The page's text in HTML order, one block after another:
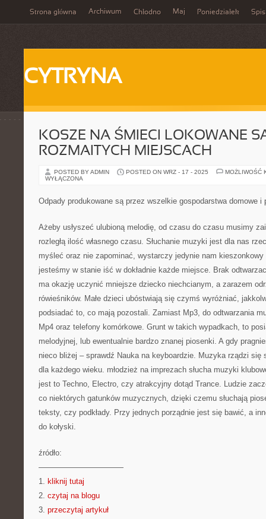
Strona główna Archiwum Chłodno Maj Poniedziałek Spis
CYTRYNA
KOSZE NA ŚMIECI LOKOWANE
ROZMAITYCH MIEJSCACH
POSTED BY ADMIN POSTED ON WRZ - 17 - 2025
MOŻLIWOŚĆ
WYŁĄCZONA
Odpady produkowane są przez wszelkie gospodarstwa domowe i
Ażeby usłyszeć ulubioną melodię, od czasu do czasu musimy
rozległą ilość własnego czasu. Słuchanie muzyki jest dla nas
myśleć oraz nie zapominać, wystarczy jedynie nam
jesteśmy w stanie iść w dokładnie każde miejsce. Brak
ma okazję uczynić mniejsze dziecko niechcianym, a zarazem
rówieśników. Małe dzieci ubóstwiają się czymś wyróżniać,
podsiadać to, co mają pozostali. Zamiast Mp3, do odtwarzania
Mp4 oraz telefony komórkowe. Grunt w takich wypadkach, to
melodyjnej, lub ewentualnie bardzo znanej piosenki. A gdy
nieco bliżej – sprawdź Nauka na keyboardzie. Muzyka rządzi się
dla każdego wieku. młodzież na imprezach słucha muzyki
jest to Techno, Electro, czy atrakcyjny dotąd Trance. Ludzie
co niektórych gatunków muzycznych, dzięki czemu słuchają
teksty, czy podkłady. Przy jednych porządnie jest się bawić, a
do kołyski.
źródło:
———————————
1. kliknij tutaj
2. czytaj na blogu
3. przeczytaj artykuł